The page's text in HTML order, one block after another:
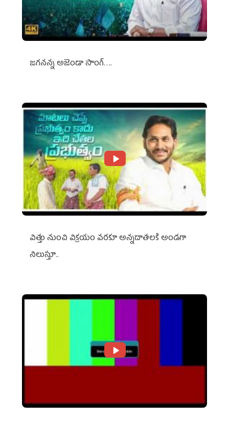
జగనన్న అజెండా సాంగ్….
విత్తు నుంచి విక్రయం వరకూ అన్నదాతలకి అండగా
నిలుస్తూ..